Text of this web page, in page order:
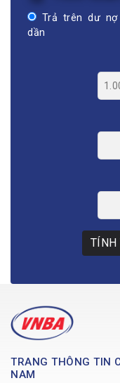
Trả trên dư nợ
dần
TÍNH
TRANG THÔNG TIN
NAM